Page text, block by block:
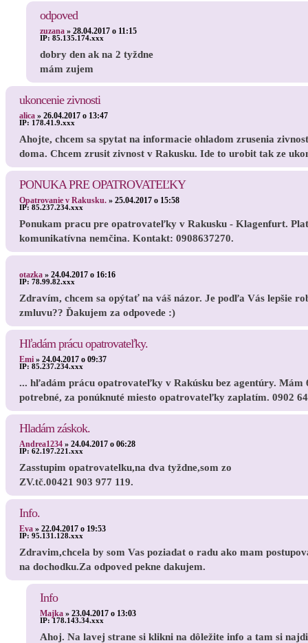
odpoved
zuzana » 28.04.2017 o 11:15
IP: 85.135.174.xxx
dobry den ak na 2 tyždne
mám zujem
ukoncenie zivnosti
alica » 26.04.2017 o 13:47
IP: 178.41.9.xxx
Ahojte, chcem sa spytat na informacie ohladom zrusenia
doma. Chcem zrusit zivnost v Rakusku. Ide to urobit tak ze
PONUKA PRE OPATROVATEĽKY
Opatrovanie v Rakusku. » 25.04.2017 o 15:58
IP: 85.237.234.xxx
Ponukam pracu pre opatrovateľky v Rakusku - Klagenfurt.
komunikatívna nemčina. Kontakt: 0908637270.
otazka » 24.04.2017 o 16:16
IP: 78.99.82.xxx
Zdravím, chcem sa opýtať na váš názor. Je podľa Vás lepšie
zmluvu?? Ďakujem za odpovede :)
Hľadám prácu opatrovateľky.
Emi » 24.04.2017 o 09:37
IP: 85.237.234.xxx
... hľadám prácu opatrovateľky v Rakúsku bez agentúry.
potrebné, za ponúknuté miesto opatrovateľky zaplatím. 0902
Hladám záskok.
Andrea1234 » 24.04.2017 o 06:28
IP: 62.197.221.xxx
Zasstupim opatrovatelku,na dva tyždne,som zo
ZV.tč.00421 903 977 119.
Info.
Eva » 22.04.2017 o 19:53
IP: 95.131.128.xxx
Zdravim,chcela by som Vas poziadat o radu ako mam
na dochodku.Za odpoved pekne dakujem.
Info
Majka » 23.04.2017 o 13:03
IP:178.143.34.xxx
Ahoj. Na lavej strane si klikni na dôležite info a tam si